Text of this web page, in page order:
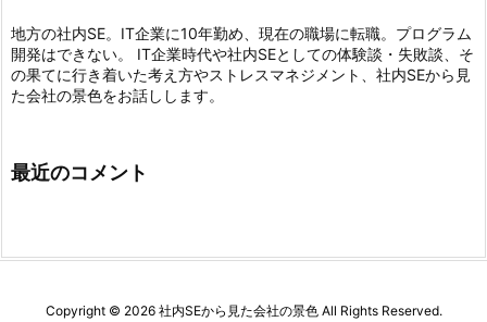
地方の社内SE。IT企業に10年勤め、現在の職場に転職。プログラム
開発はできない。 IT企業時代や社内SEとしての体験談・失敗談、そ
の果てに行き着いた考え方やストレスマネジメント、社内SEから見
た会社の景色をお話しします。
最近のコメント
Copyright © 2026 社内SEから見た会社の景色All Rights Reserved.